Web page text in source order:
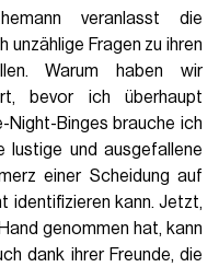
veranlasst die
unzählige Fragen zu ihren
Warum haben wir
bevor ich überhaupt
Night-Binges brauche ich
lustige und ausgefallene
einer Scheidung auf
identifizieren kann. Jetzt,
genommen hat, kann
dank ihrer Freunde, die